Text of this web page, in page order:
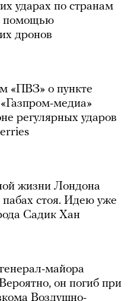
ударах по странам
помощью
дронов
«ПВЗ» о пункте
медиа»
регулярных ударов
жизни Лондона
пабах стоя. Идею уже
Садик Хан
майора
он погиб при
Воздушно-